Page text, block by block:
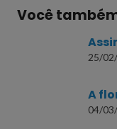
Você
25/
A
04/